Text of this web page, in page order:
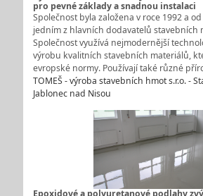
pro pevné základy a snadnou instalaci
Společnost byla založena v roce 1992 a
jedním z hlavních dodavatelů stavebních
Společnost využívá nejmodernější
výrobu kvalitních stavebních materiálů,
evropské normy. Používají také různé
TOMEŠ - výroba stavebních hmot s.r.o. -
Jablonec nad Nisou